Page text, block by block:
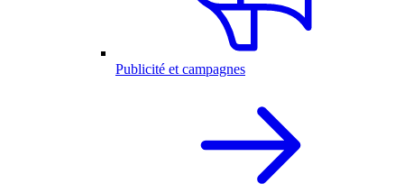
Publicité et campagnes